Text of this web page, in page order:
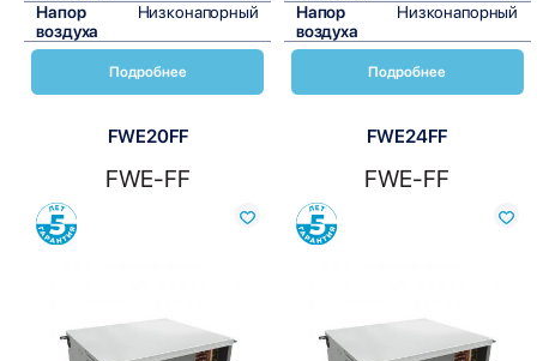
Напор
воздуха
Низконапорный
Подробнее
Напор
воздуха
Низконапорный
Подробнее
FWE20FF
FWE-FF
Сравнить
FWE24FF
FWE-FF
Сравнить